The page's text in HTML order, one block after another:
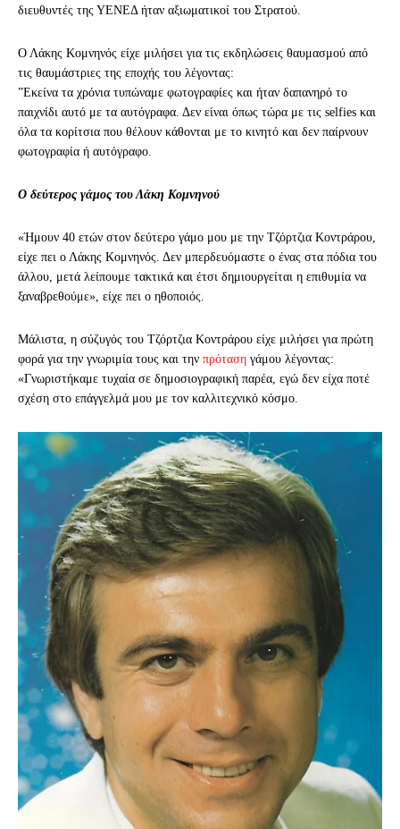
διευθυντές της ΥΕΝΕΔ ήταν αξιωματικοί του Στρατού.
Ο Λάκης Κομνηνός είχε μιλήσει για τις εκδηλώσεις θαυμασμού από
τις θαυμάστριες της εποχής του λέγοντας:
”Εκείνα τα χρόνια τυπώναμε φωτογραφίες και ήταν δαπανηρό το
παιχνίδι αυτό με τα αυτόγραφα. Δεν είναι όπως τώρα με τις selfies και
όλα τα κορίτσια που θέλουν κάθονται με το κινητό και δεν παίρνουν
φωτογραφία ή αυτόγραφο.
Ο δεύτερος γάμος του Λάκη Κομνηνού
«Ήμουν 40 ετών στον δεύτερο γάμο μου με την Τζόρτζια Κοντράρου,
είχε πει ο Λάκης Κομνηνός. Δεν μπερδευόμαστε ο ένας στα πόδια του
άλλου, μετά λείπουμε τακτικά και έτσι δημιουργείται η επιθυμία να
ξαναβρεθούμε», είχε πει ο ηθοποιός.
Μάλιστα, η σύζυγός του Τζόρτζια Κοντράρου είχε μιλήσει για πρώτη
φορά για την γνωριμία τους και την πρόταση γάμου λέγοντας:
«Γνωριστήκαμε τυχαία σε δημοσιογραφική παρέα, εγώ δεν είχα ποτέ
σχέση στο επάγγελμά μου με τον καλλιτεχνικό κόσμο.